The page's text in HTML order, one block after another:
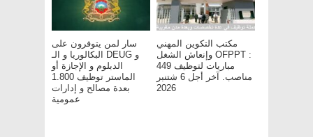
سار لمن يتوفرون على
البكالوريا و الـ DEUG و
الدبلوم و الإجازة أو
الماستر توظيف 1.800
بعدة مصالح و إدارات
عمومية
مكتب التكوين المهني
وإنعاش الشغل OFPPT :
مباريات لتوظيف 449
مناصب. آخر أجل 6 شتنبر
2026